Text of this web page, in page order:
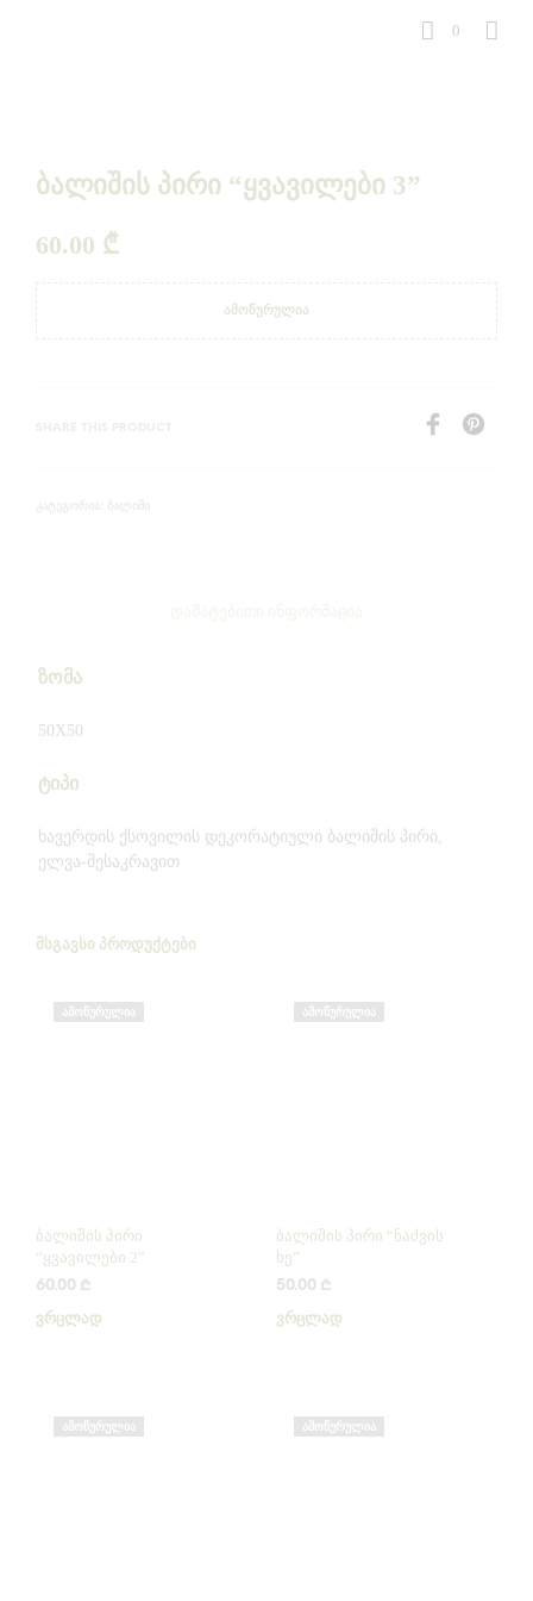
0
ბალიშის პირი “ყვავილები 3”
60.00 ₾
ᲐᲛᲝᲬᲣᲠᲣᲚᲘᲐ
ზომა
50X50
ტიპი
ხავერდის ქსოვილის დეკორატიული ბალიშის პირი,
ელვა-შესაკრავით
ᲛᲡᲒᲐᲕᲡᲘ ᲞᲠᲝᲓᲣᲥᲢᲔᲑᲘ
ᲐᲛᲝᲬᲣᲠᲣᲚᲘᲐ
ბალიშის პირი
“ყვავილები 2”
60.00 ₾
ᲕᲠᲪᲚᲐᲓ
ᲐᲛᲝᲬᲣᲠᲣᲚᲘᲐ
ბალიშის პირი “ნაძვის
ხე”
50.00 ₾
ᲕᲠᲪᲚᲐᲓ
ᲐᲛᲝᲬᲣᲠᲣᲚᲘᲐ ᲐᲛᲝᲬᲣᲠᲣᲚᲘᲐ